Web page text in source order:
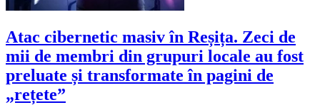
Atac cibernetic masiv în Reșița. Zeci de
mii de membri din grupuri locale au fost
preluate și transformate în pagini de
„rețete”